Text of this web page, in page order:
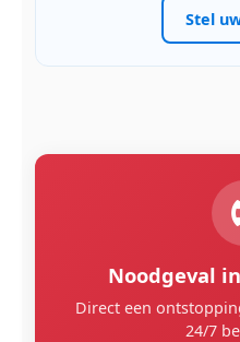
Stel
Noodgeval
Direct een
24/7